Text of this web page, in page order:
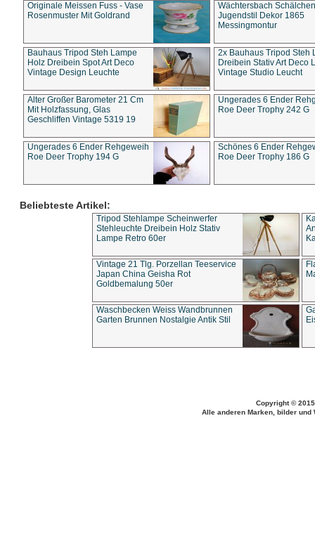
Originale Meissen Fuss - Vase
Rosenmuster Mit Goldrand
Wächtersbach Schälchen
Jugendstil Dekor 1865
Messingmontur
Bauhaus Tripod Steh Lampe
Holz Dreibein Spot Art Deco
Vintage Design Leuchte
2x Bauhaus Tripod Steh
Dreibein Stativ Art Deco
Vintage Studio Leucht
Alter Großer Barometer 21 Cm
Mit Holzfassung, Glas
Geschliffen Vintage 5319 19
Ungerades 6 Ender
Roe Deer Trophy 242 G
Ungerades 6 Ender Rehgeweih
Roe Deer Trophy 194 G
Schönes 6 Ender
Roe Deer Trophy 186 G
Beliebteste Artikel:
Tripod Stehlampe Scheinwerfer
Stehleuchte Dreibein Holz Stativ
Lampe Retro 60er
Vintage 21 Tlg. Porzellan Teeservice
Japan China Geisha Rot
Goldbemalung 50er
Waschbecken Weiss Wandbrunnen
Garten Brunnen Nostalgie Antik Stil
Copyright ©
Alle anderen Marken, bilder und